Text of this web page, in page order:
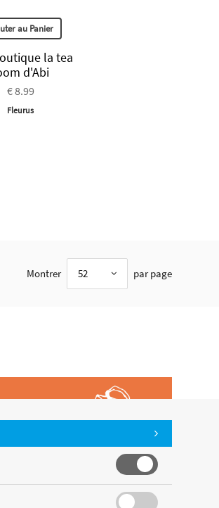
au Panier
la tea
d'Abi
€ 8.99
Fleurus
Montrer 52 par page